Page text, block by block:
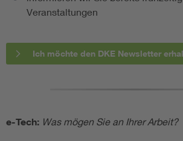
Veranstaltungen
Ich möchte den DKE Newsletter
e-Tech: Was mögen Sie an Ihrer Arbeit?